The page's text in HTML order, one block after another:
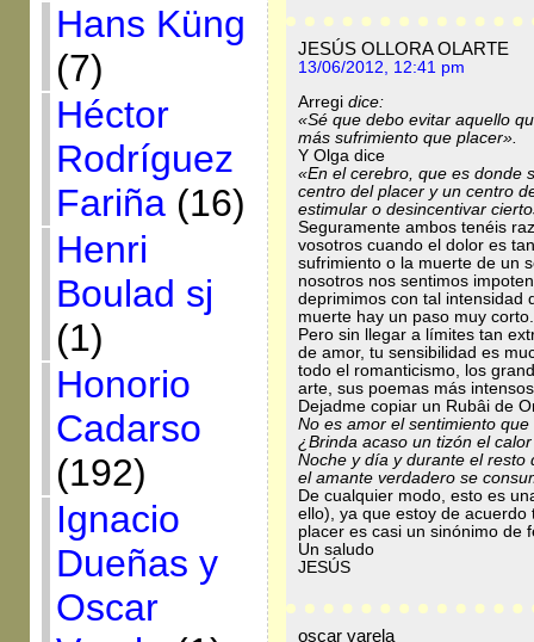
Hans Küng
(7)
Héctor
Rodríguez
Fariña(16)
Henri
Boulad sj
(1)
Honorio
Cadarso
(192)
Ignacio
Dueñas y
Oscar
JESÚS OLLORA OLARTE
13/06/2012, 12:41 pm
Arregi dice:
«Sé que debo evitar aquello
más sufrimiento que placer».
Y Olga dice
«En el cerebro, que es donde
centro del placer y un centro
estimular o desincentivar
Seguramente ambos tenéis
vosotros cuando el dolor es
sufrimiento o la muerte de un
nosotros nos sentimos
deprimimos con tal intensidad
muerte hay un paso muy corto.
Pero sin llegar a límites tan
de amor, tu sensibilidad es
todo el romanticismo, los
arte, sus poemas más
Dejadme copiar un Rubâi de
No es amor el sentimiento
¿Brinda acaso un tizón el
Noche y día y durante el resto
el amante verdadero se
De cualquier modo, esto es
ello), ya que estoy de
placer es casi un sinónimo de
Un saludo
JESÚS
oscar varela